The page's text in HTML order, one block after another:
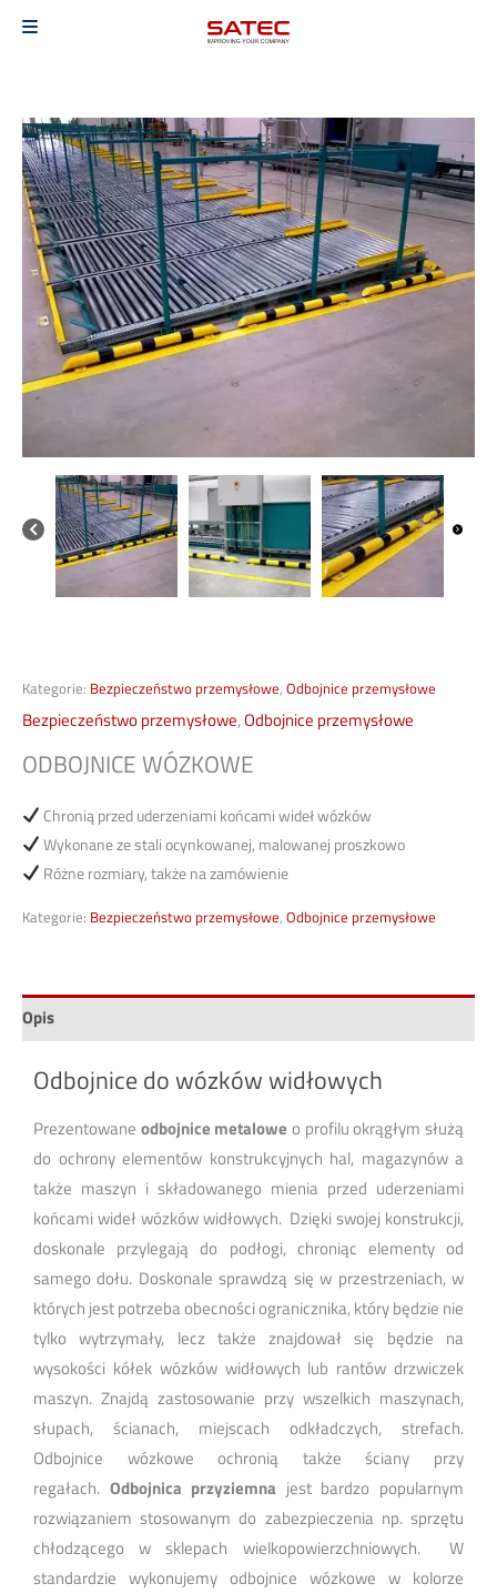
Kategorie: Bezpieczeństwo przemysłowe, Odbojnice przemysłowe
Bezpieczeństwo przemysłowe,Odbojnice przemysłowe
ODBOJNICE WÓZKOWE
Chronią przed uderzeniami końcami wideł wózków
Wykonane ze stali ocynkowanej, malowanej proszkowo
Różne rozmiary, także na zamówienie
Kategorie: Bezpieczeństwo przemysłowe, Odbojnice przemysłowe
Opis
Odbojnice do wózków widłowych
Prezentowane odbojnice metalowe o profilu okrągłym służą
do ochrony elementów konstrukcyjnych hal, magazynów a
także maszyn i składowanego mienia przed uderzeniami
końcami wideł wózków widłowych. Dzięki swojej konstrukcji,
doskonale przylegają do podłogi, chroniąc elementy od
samego dołu. Doskonale sprawdzą się w przestrzeniach, w
których jest potrzeba obecności ogranicznika, który będzie nie
tylko wytrzymały, lecz także znajdował się będzie na
wysokości kółek wózków widłowych lub rantów drzwiczek
maszyn. Znajdą zastosowanie przy wszelkich maszynach,
słupach, ścianach, miejscach odkładczych, strefach.
Odbojnice wózkowe ochronią także ściany przy
regałach. Odbojnica przyziemna jest bardzo popularnym
rozwiązaniem stosowanym do zabezpieczenia np. sprzętu
chłodzącego w sklepach wielkopowierzchniowych. W
standardzie wykonujemy odbojnice wózkowe w kolorze